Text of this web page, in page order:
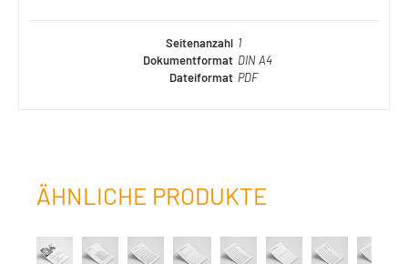
Seitenanzahl 1
Dokumentformat DIN A4
Dateiformat PDF
ÄHNLICHE PRODUKTE